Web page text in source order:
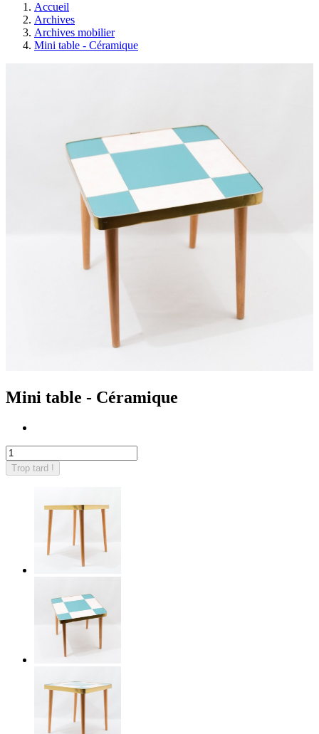
Accueil
Archives
Archives mobilier
Mini table - Céramique
Mini table - Céramique
Trop tard !